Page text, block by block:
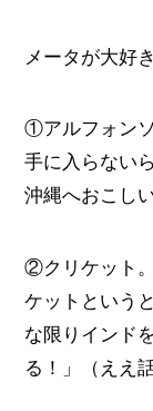
メータが大好
①アルフォン
手に入らない
沖縄へおこし
②クリケット
ケットという
な限りインド
る！」（ええ